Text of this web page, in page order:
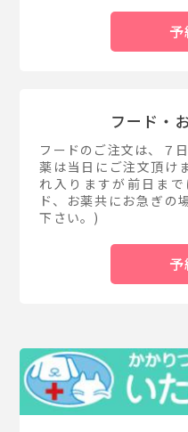
フード・
フードのご注文は、７
薬は当日にご注文頂け
れ入りますが前日ま
ド、お薬共にお急ぎの
下さい。)